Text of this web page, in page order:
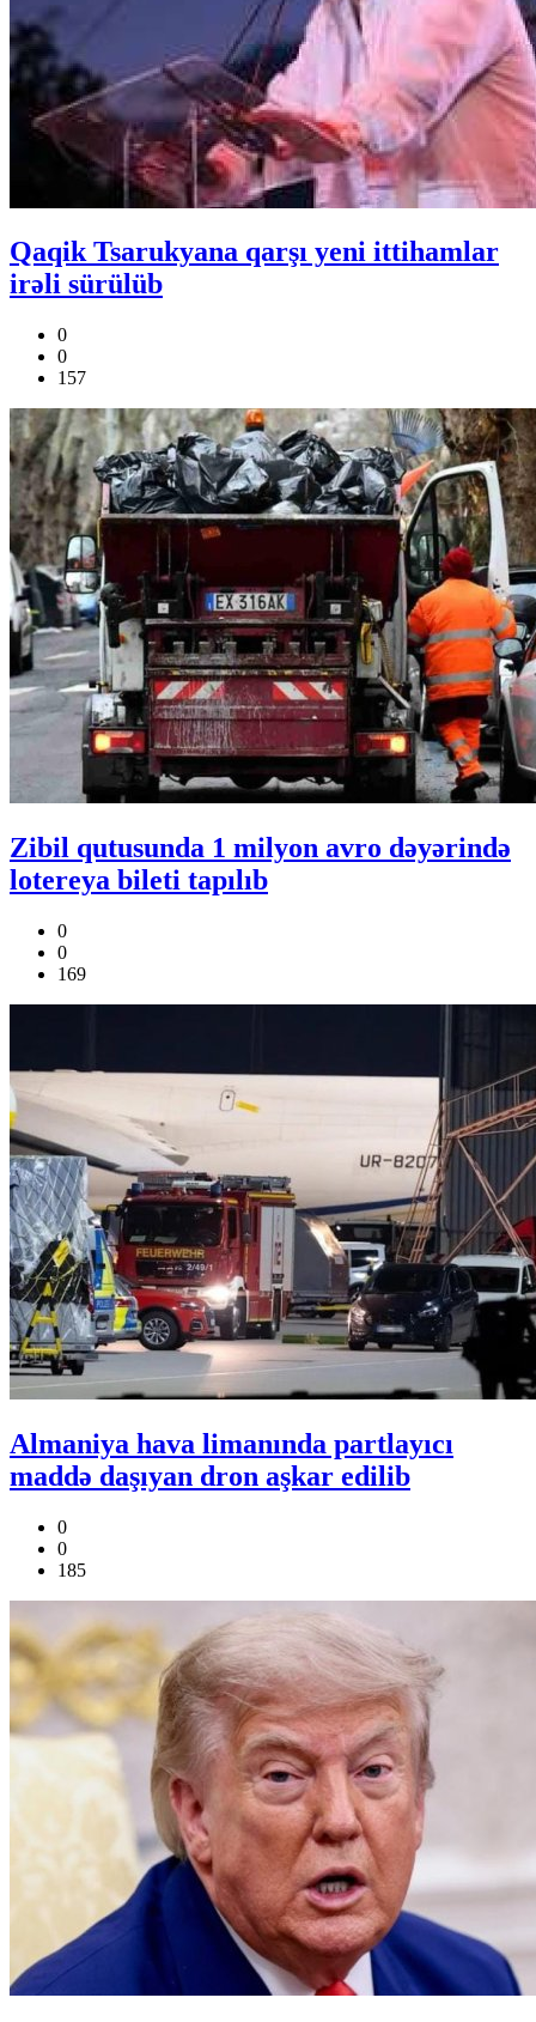
Qaqik Tsarukyana qarşı yeni ittihamlar
irəli sürülüb
0
0
157
Zibil qutusunda 1 milyon avro dəyərində
lotereya bileti tapılıb
0
0
169
Almaniya hava limanında partlayıcı
maddə daşıyan dron aşkar edilib
0
0
185